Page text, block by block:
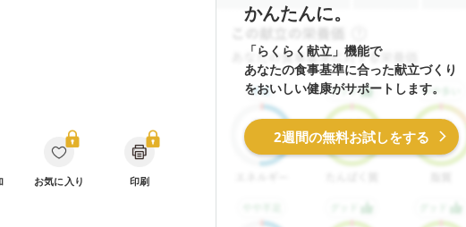
お気に入り 印刷
かんたんに。
「らくらく献立」機能で
あなたの食事基準に合った献立づくり
をおいしい健康がサポートします。
2週間の無料お試しをする